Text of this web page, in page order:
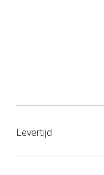
Levertijd